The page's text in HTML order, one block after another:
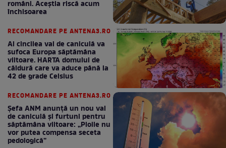
români. Aceștia riscă acum
închisoarea
RECOMANDARE PE ANTENA3.RO
Al cincilea val de caniculă va
sufoca Europa săptămâna
viitoare. HARTA domului de
căldură care va aduce până la
42 de grade Celsius
RECOMANDARE PE ANTENA3.RO
Șefa ANM anunță un nou val
de caniculă și furtuni pentru
săptămâna viitoare: „Ploile nu
vor putea compensa seceta
pedologică”